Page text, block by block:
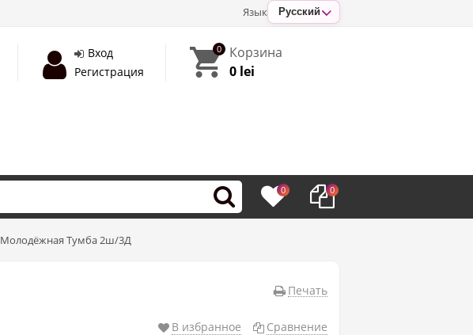
Язык Русский
Вход
Регистрация
0
Корзина
0 lei
0 0
Молодёжная Тумба 2ш/3Д
Печать
В избранное Сравнение